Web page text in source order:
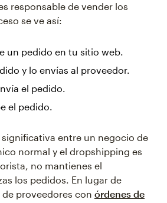
responsable de vender los
se ve así:
un pedido en tu sitio web.
y lo envías al proveedor.
el pedido.
el pedido.
entre un negocio de
normal y el dropshipping es
no mantienes el
los pedidos. En lugar de
proveedores con órdenes de